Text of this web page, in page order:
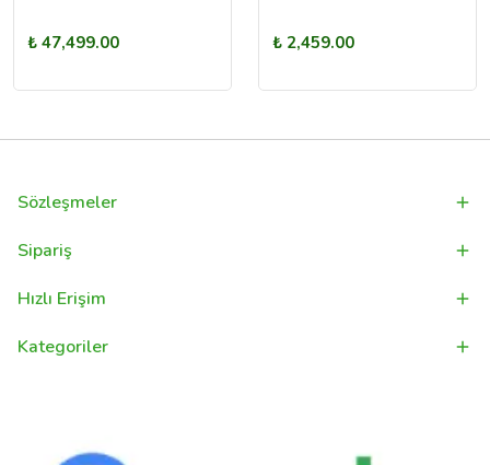
₺ 47,499.00 ₺ 2,459.00
Sözleşmeler
Sipariş
Hızlı Erişim
Kategoriler